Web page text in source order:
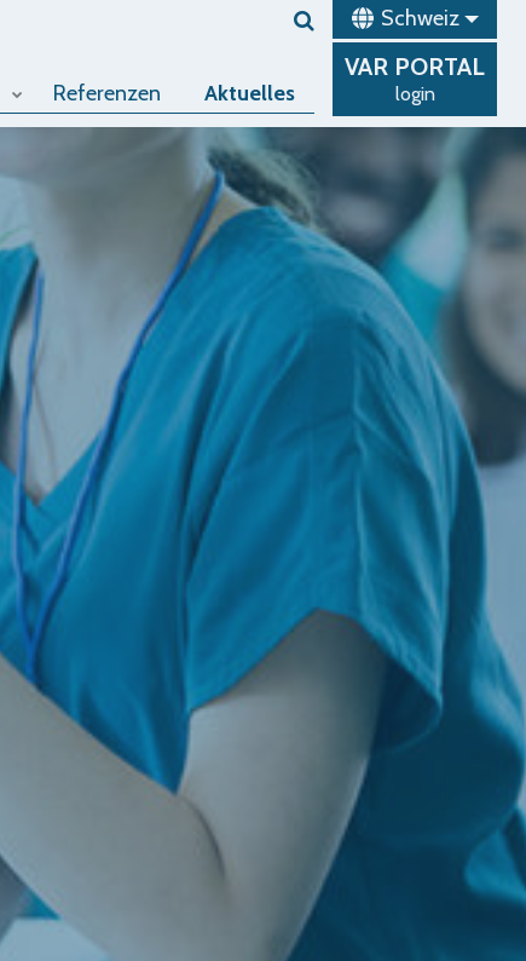
Schweiz
Referenzen Aktuelles
VAR PORTAL
login